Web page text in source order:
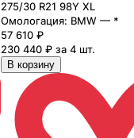
275/30 R21 98Y XL
Омологация: BMW — *
57 610 ₽
230 440 ₽ за 4 шт.
В корзину